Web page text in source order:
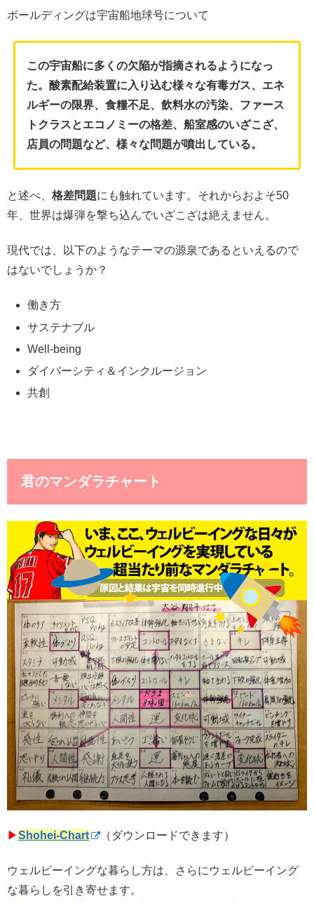
ボールディングは宇宙船地球号について
この宇宙船に多くの欠陥が指摘されるようになっ
た。酸素配給装置に入り込む様々な有毒ガス、エネ
ルギーの限界、食糧不足、飲料水の汚染、ファース
トクラスとエコノミーの格差、船室感のいざこざ、
店員の問題など、様々な問題が噴出している。
と述べ、 格差問題にも触れています。それからおよそ50
年、世界は爆弾を撃ち込んでいざこざは絶えません。
現代では、以下のようなテーマの源泉であるといえるので
はないでしょうか？
働き方
サステナブル
Well-being
ダイバーシティ＆インクルージョン
共創
君のマンダラチャート
▶︎Shohei-Chart （ダウンロードできます）
ウェルビーイングな暮らし方は、さらにウェルビーイング
な暮らしを引き寄せます。